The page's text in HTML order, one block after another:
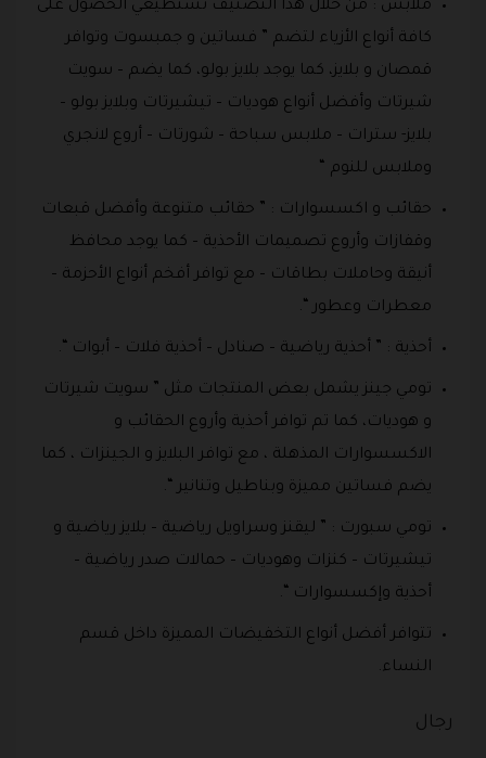
ملابس : من خلال هذا التصنيف تستطيعي الحصول على
كافة أنواع الأزياء لتضم ” فساتين و جمبسوت وتوافر
قمصان و بلايز، كما يوجد بلايز بولو، كما يضم – سويت
شيرتات وأفضل أنواع هوديات – تيشيرتات وبلايز بولو –
بلايز- سترات – ملابس سباحة – شورتات – أروع لانجري
وملابس للنوم “
حقائب و اكسسوارات : ” حقائب متنوعة وأفضل قبعات
وقفازات وأروع تصميمات الأحذية – كما يوجد محافظ
أنيقة وحاملات بطاقات – مع توافر أفخم أنواع الأحزمة –
معطرات وعطور “.
أحذية : ” أحذية رياضية – صنادل – أحذية فلات – أبوات “.
تومي جينز يشمل بعض المنتجات مثل ” سويت شيرتات
و هوديات، كما تم توافر أحذية وأروع الحقائب و
الاكسسوارات المذهلة ، مع توافر البلايز و الجينزات ، كما
يضم فساتين مميزة وبناطيل وتنانير “.
تومي سبورت : ” ليقنز وسراويل رياضية – بلايز رياضية و
تيشيرتات – كنزات وهوديات – حمالات صدر رياضية –
أحذية وإكسسوارات “.
تتوافر أفضل أنواع التخفيضات المميزة داخل قسم
النساء.
رجال